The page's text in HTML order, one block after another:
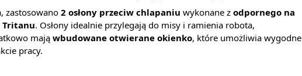
zastosowano2 osłony przeciw chlapaniu wykonane z odpornego na
Tritanu. Osłony idealnie przylegają do misy i ramienia robota,
mająwbudowane otwierane okienko, które umożliwia wygodne
pracy.